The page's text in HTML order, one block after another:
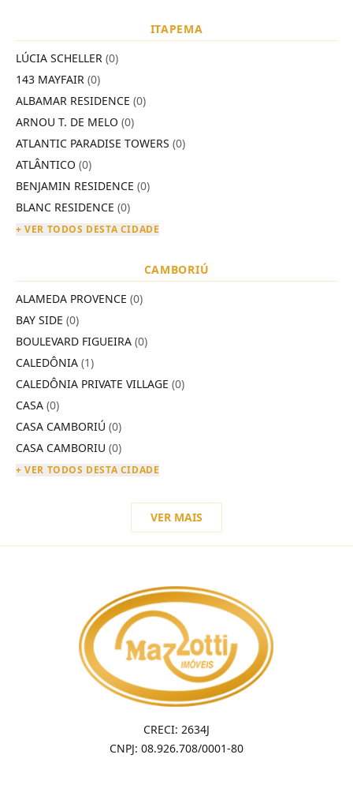
ITAPEMA
LÚCIA SCHELLER (0)
143 MAYFAIR (0)
ALBAMAR RESIDENCE (0)
ARNOU T. DE MELO (0)
ATLANTIC PARADISE TOWERS (0)
ATLÂNTICO (0)
BENJAMIN RESIDENCE (0)
BLANC RESIDENCE (0)
+ VER TODOS DESTA CIDADE
CAMBORIÚ
ALAMEDA PROVENCE (0)
BAY SIDE (0)
BOULEVARD FIGUEIRA (0)
CALEDÔNIA (1)
CALEDÔNIA PRIVATE VILLAGE (0)
CASA (0)
CASA CAMBORIÚ (0)
CASA CAMBORIU (0)
+ VER TODOS DESTA CIDADE
VER MAIS
CRECI: 2634J
CNPJ: 08.926.708/0001-80